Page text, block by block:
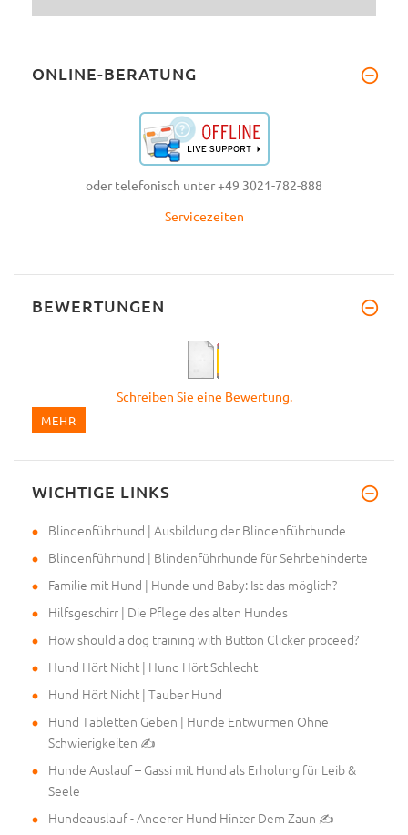
ONLINE-BERATUNG
oder telefonisch unter +49 3021-782-888
Servicezeiten
BEWERTUNGEN
Schreiben Sie eine Bewertung.
MEHR
WICHTIGE LINKS
Blindenführhund | Ausbildung der Blindenführhunde
Blindenführhund | Blindenführhunde für Sehrbehinderte
Familie mit Hund | Hunde und Baby: Ist das möglich?
Hilfsgeschirr | Die Pflege des alten Hundes
How should a dog training with Button Clicker proceed?
Hund Hört Nicht | Hund Hört Schlecht
Hund Hört Nicht | Tauber Hund
Hund Tabletten Geben | Hunde Entwurmen Ohne
Schwierigkeiten ✍
Hunde Auslauf – Gassi mit Hund als Erholung für Leib &
Seele
Hundeauslauf - Anderer Hund Hinter Dem Zaun ✍